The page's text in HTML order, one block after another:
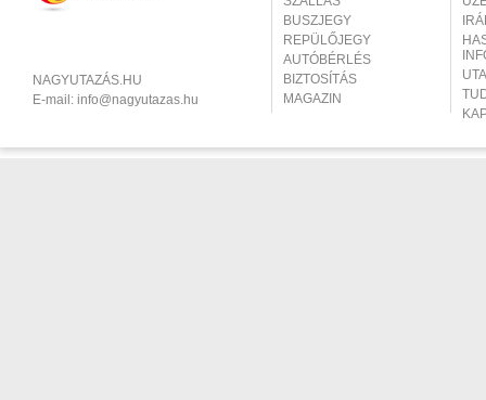
NAGYUTAZÁS.HU
E-mail: info@nagyutazas.hu
BUSZJEGY
REPÜLŐJEGY
AUTÓBÉRLÉS
BIZTOSÍTÁS
MAGAZIN